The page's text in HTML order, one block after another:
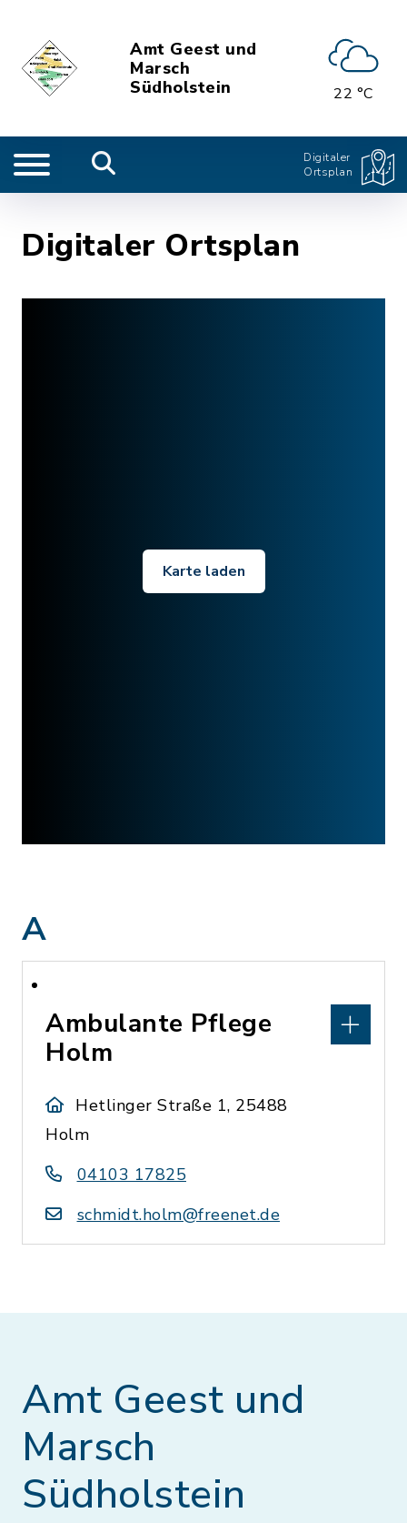
Amt Geest und
Marsch
Südholstein
22 °C
Digitaler
Ortsplan
Digitaler Ortsplan
Karte laden
A
Ambulante Pflege
Holm
Hetlinger Straße 1, 25488
Holm
04103 17825
schmidt.holm@freenet.de
Amt Geest und
Marsch
Südholstein